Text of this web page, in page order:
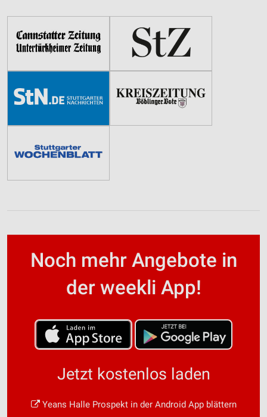
Noch mehr Angebote in
der weekli App!
Jetzt kostenlos laden
Yeans Halle Prospekt in der Android App blättern